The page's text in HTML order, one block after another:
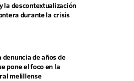
la descontextualización
durante la crisis
denuncia de años de
pone el foco en la
melillense